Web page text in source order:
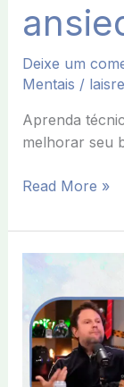
Deixe um
Mentais /
Aprenda
melhorar seu
Read More »
Por
fazer
Terapia?